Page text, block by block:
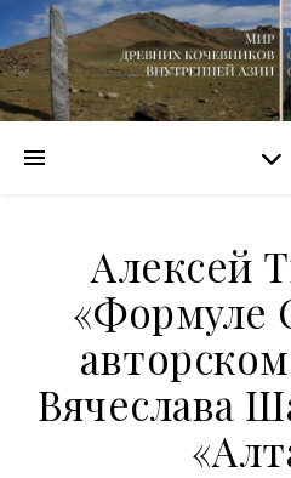
Алексей
«Формуле
Вячеслава